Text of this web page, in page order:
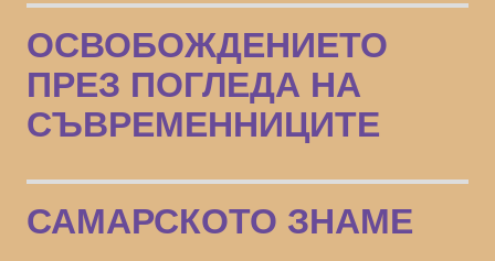
ОСВОБОЖДЕНИЕТО
ПРЕЗ ПОГЛЕДА НА
СЪВРЕМЕННИЦИТЕ
САМАРСКОТО ЗНАМЕ